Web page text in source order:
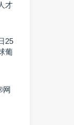
才
25
葡
网